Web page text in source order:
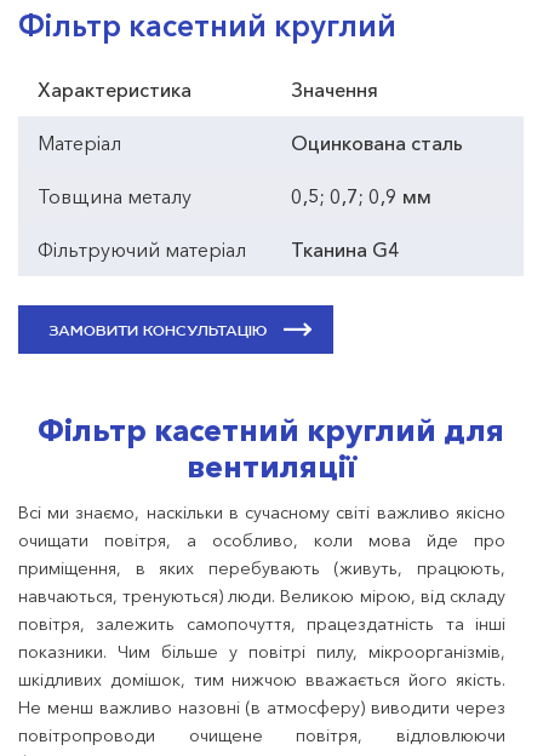
Фільтр касетний круглий
Характеристика Значення
Матеріал Оцинкована сталь
Товщина металу 0,5; 0,7; 0,9 мм
Фільтруючий матеріал Тканина G4
ЗАМОВИТИ КОНСУЛЬТАЦІЮ
Фільтр касетний круглий для
вентиляції
Всі ми знаємо, наскільки в сучасному світі важливо якісно
очищати повітря, а особливо, коли мова йде про
приміщення, в яких перебувають (живуть, працюють,
навчаються, тренуються) люди. Великою мірою, від складу
повітря, залежить самопочуття, працездатність та інші
показники. Чим більше у повітрі пилу, мікроорганізмів,
шкідливих домішок, тим нижчою вважається його якість.
Не менш важливо назовні (в атмосферу) виводити через
повітропроводи очищене повітря, відловлюючи